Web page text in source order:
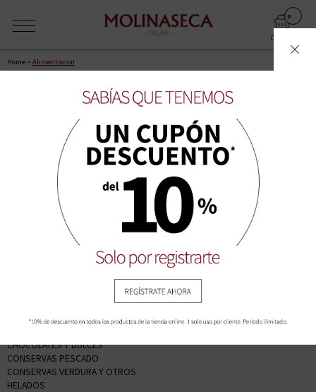
CARRITO
0
Home >Alimentacion
La próxima franja disponible para entrega a domicilio es: Lunes
PRODUCTOS DE
ALIMENTACIÓN
BEBIDAS Y ZUMOS
CHOCOLATES Y DULCES
CONSERVAS PESCADO
CONSERVAS VERDURA Y OTROS
HELADOS